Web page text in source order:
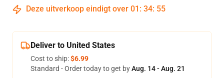
Deze uitverkoop eindigt over 01 : 34: 54
Deliver to United States
Cost to ship:$6.99
Standard - Order today to get byAug. 14 - Aug. 21